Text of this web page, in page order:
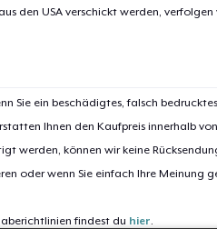
den USA verschickt werden,
Sie ein beschädigtes, falsch
Ihnen den Kaufpreis innerhalb
werden, können wir keine
oder wenn Sie einfach Ihre Meinung
findest du hier.
Women's Classic Tee
Women's Premium